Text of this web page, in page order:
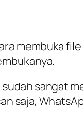
membuka
sangat
saja,